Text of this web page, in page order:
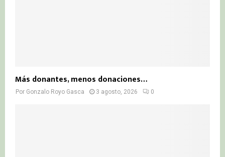
Más donantes, menos donaciones…
Por Gonzalo Royo Gasca 3 agosto, 2026 0